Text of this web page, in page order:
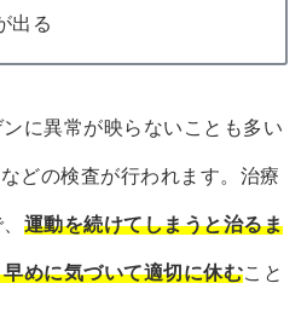
出る
に異常が映らないことも多い
どの検査が行われます。治療
運動を続けてしまうと治るま
めに気づいて適切に休むこと